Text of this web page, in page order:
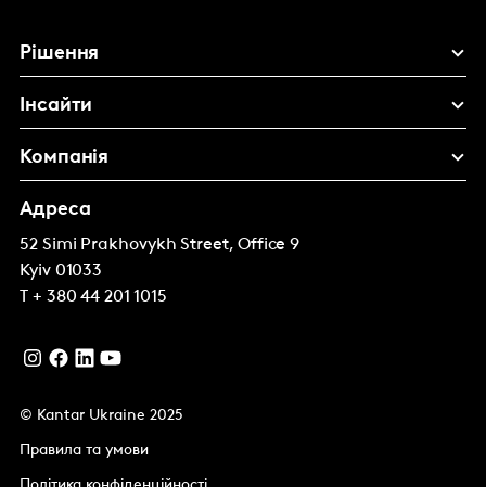
Рішення
Інсайти
Компанія
Адреса
52 Simi Prakhovykh Street, Office 9
Kyiv 01033
T + 380 44 201 1015
© Kantar Ukraine 2025
Правила та умови